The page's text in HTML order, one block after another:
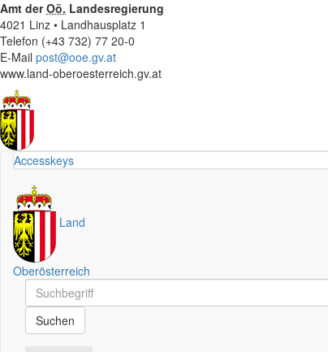
Amt derOö. Landesregierung
4021 Linz • Landhausplatz 1
Telefon (+43 732) 77 20-0
E-Mail post@ooe.gv.at
www.land-oberoesterreich.gv.at
Accesskeys
Land
Oberösterreich
Schnellsuche
Schnellsuche
Suchen